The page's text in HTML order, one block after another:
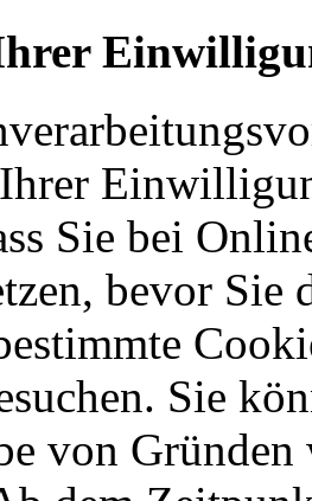
Sie bei
bevor Sie
Sie
von